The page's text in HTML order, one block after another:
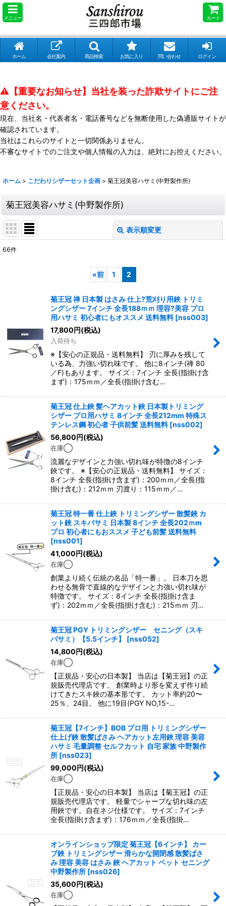
メニュー カート
ホーム 会社案内 商品検索 お気に入り 問い合わせ ログイン
⚠️【重要なお知らせ】当社を装った詐欺サイトにご注
意ください。
現在、当社名・代表者名・電話番号などを無断使用した偽通販サイトが
確認されています。
当社はこれらのサイトと一切関係ありません。
不審なサイトでのご注文や個人情報の入力は、絶対にお控えください。
ホーム > こだわりシザーセット企画 > 菊王冠美容ハサミ(中野製作所)
菊王冠美容ハサミ(中野製作所)
表示順変更
絞り込む
66件
«前 1 2
菊王冠 禅 日本製 はさみ 仕上?荒刈り用鋏 トリミ
ングシザー 7インチ 全長188ｍｍ 理容?美容 プロ
用ハサミ 初心者にもオススメ 送料無料 [nss003]
17,800円(税込)
入荷待ち
※【安心の正規品・送料無料】 刃に厚みを残して
いる為、力強い切れ味です。 他に8インチ(禅 80
／F)もあります。 サイズ：7インチ 全長(指掛け含
まず)：175ｍｍ／全長(指掛け含む…
菊王冠 仕上鋏 髪ヘアカット鋏 日本製トリミング
シザー プロ用ハサミ 8インチ 全長212mm 特殊ス
テンレス鋼 初心者 子供前髪 送料無料 [nss002]
56,800円(税込)
在庫◯
流麗なデザインと力強い切れ味が特徴の8インチ
鋏です。 ※【安心の正規品・送料無料】 サイズ：
8インチ 全長(指掛け含まず)：200ｍｍ／全長(指
掛け含む)：212ｍｍ 刃渡り：115ｍｍ／…
菊王冠 特一番 仕上鋏 トリミングシザー 散髪鋏 カ
ット鋏 スキバサミ 日本製 8インチ 全長202ｍm
プロ 初心者にもおススメ 子ども前髪 送料無料
[nss001]
41,000円(税込)
在庫◯
創業より続く伝統の名品「特一番」。 日本刀を思
わせる無骨で直線的なデザインと力強い切れ味が
特徴です。 サイズ：8インチ 全長(指掛け含ま
ず)：202ｍｍ／全長(指掛け含む)：215ｍｍ 刃…
菊王冠 PGY トリミングシザー セニング（スキ
バサミ）【5.5インチ】
[nss052]
14,800円(税込)
在庫◯
【正規品・安心の日本製】 当店は【菊王冠】の正
規販売代理店です。 創業時より形を変えず作り続
けてきたスキ鋏の基本形です。 カット率約20〜
25％、24目。 他に19目(PGY NO,15-…
菊王冠【7インチ】BOB プロ用 トリミングシザー
仕上げ鋏 散髪ばさみ ヘアカット左用鋏 理容 美容
ハサミ 毛量調整 セルフカット 自宅 家族 中野製作
所 [nss023]
99,000円(税込)
在庫◯
【正規品・安心の日本製】 当店は【菊王冠】の正
規販売代理店です。 軽量でシャープな切れ味の左
用鋏です。自在ネジ仕様です。 サイズ：7インチ
全長(指掛け含まず)：176ｍｍ／全長(指掛…
オンラインショップ限定 菊王冠【6インチ】 カー
ブ鋏 トリミングシザー 滑らかな開閉感 散髪ばさ
み 理容 美容 はさみ 鋏 ヘアカット ペット セニング
中野製作所 [nss026]
35,600円(税込)
在庫◯